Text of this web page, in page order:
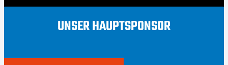
UNSER HAUPTSPONSOR